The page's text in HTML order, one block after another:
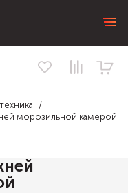
морозильной камерой